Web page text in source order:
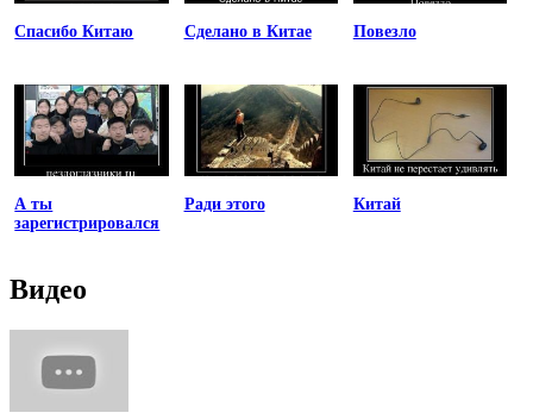
Спасибо Китаю Сделано в Китае Повезло
А ты
зарегистрировался
Ради этого Китай
Видео